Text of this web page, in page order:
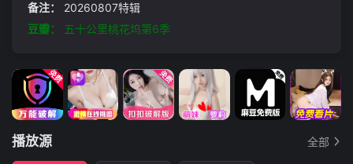
备注：
20260807特辑
豆瓣：
五十公里桃花坞第6季
播放源 全部